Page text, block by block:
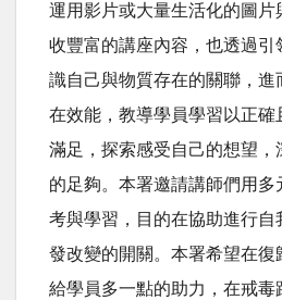
運用影片或大量生活化的圖片
收豐富的講座內容，也透過引
識自己與物質存在的關聯，進
在效能，教導學員學習以正確
滿足，探索感受自己的想望，
的足夠。本署邀請講師們用多
考與學習，目的在協助進行自
發改變的開關。本署希望在復
給學員多一點的助力，在戒毒